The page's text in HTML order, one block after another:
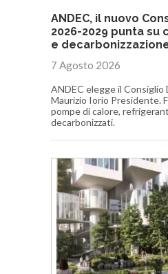
ANDEC, il nuovo
2026-2029 punta su
e
7 Agosto 2026
ANDEC elegge il
Maurizio Iorio Presidente.
pompe di calore,
decarbonizzati.